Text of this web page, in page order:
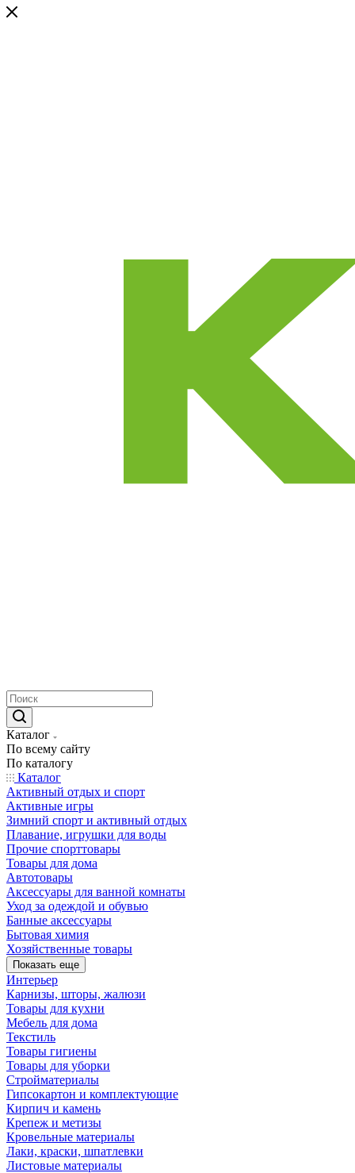
Каталог
По всему сайту
По каталогу
Каталог
Активный отдых и спорт
Активные игры
Зимний спорт и активный отдых
Плавание, игрушки для воды
Прочие спорттовары
Товары для дома
Автотовары
Аксессуары для ванной комнаты
Уход за одеждой и обувью
Банные аксессуары
Бытовая химия
Хозяйственные товары
Показать еще
Интерьер
Карнизы, шторы, жалюзи
Товары для кухни
Мебель для дома
Текстиль
Товары гигиены
Товары для уборки
Стройматериалы
Гипсокартон и комплектующие
Кирпич и камень
Крепеж и метизы
Кровельные материалы
Лаки, краски, шпатлевки
Листовые материалы